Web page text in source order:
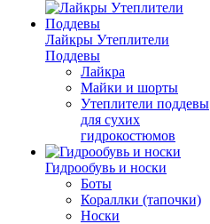
Лайкры Утеплители
Поддевы
Лайкра
Майки и шорты
Утеплители поддевы
для сухих
гидрокостюмов
Гидрообувь и носки
Боты
Кораллки (тапочки)
Носки